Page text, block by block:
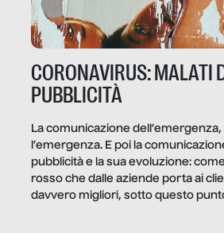
CORONAVIRUS: MALATI
PUBBLICITÀ
La comunicazione
l’emergenza. E poi la
pubblicità e la sua evoluzione:
rosso che dalle aziende porta ai
davvero migliori, sotto questo